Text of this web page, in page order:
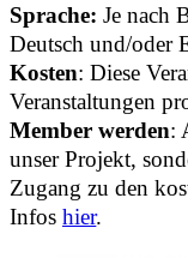
Sprache:Je nach
Deutsch und/oder
Kosten: Diese
Veranstaltungen
Member werden:
unser Projekt,
Zugang zu den
Infoshier.